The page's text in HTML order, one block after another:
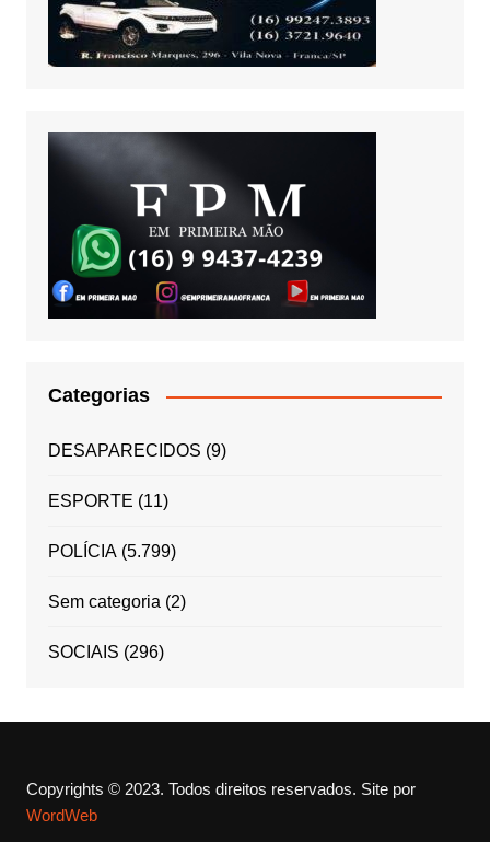
Categorias
DESAPARECIDOS (9)
ESPORTE (11)
POLÍCIA(5.799)
Sem categoria(2)
SOCIAIS (296)
Copyrights © 2023. Todos direitos reservados. Site por
WordWeb